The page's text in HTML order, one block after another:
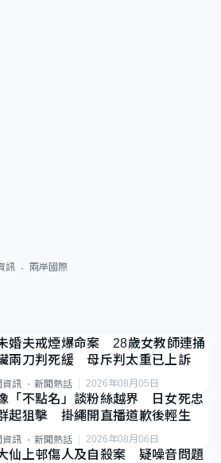
訊 兩岸國際
婚夫戒煙爆命案 28歲女教師連捅
兩刀判死緩 母斥判太重已上訴
資訊 新聞熱話 2026年08月05日
「不點名」談粉絲越界 日女死忠
起狙擊 掛繩開直播道歉後輕生
資訊 新聞熱話 2026年08月06日
仙上邨傷人及自殺案 疑噪音問題